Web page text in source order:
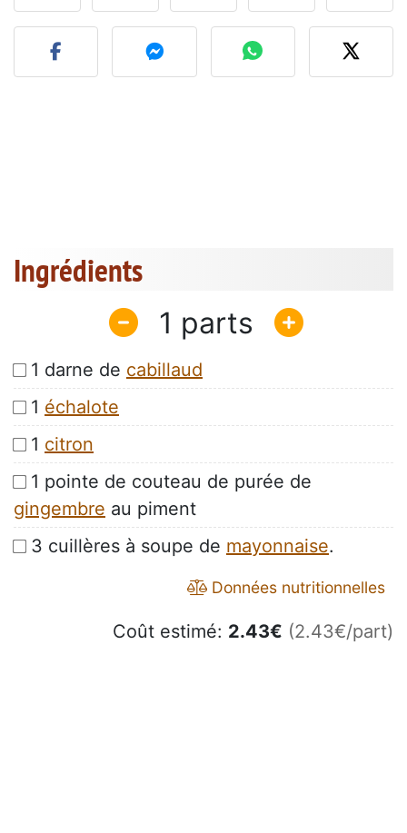
Publier votre photo de
Ingrédients
1
1 darne de cabillaud
1 échalote
1 citron
1 pointe de couteau de purée de
gingembre au piment
3 cuillères à soupe de mayonnaise.
Données nutritionnelles
Coût estimé: 2.43€ (2.43€/part)